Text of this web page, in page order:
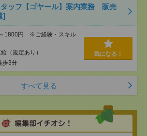
ッフ【ゴヤール】案内業務 販売
]
1800円 ※ご経験・スキル
（規定あり）
歩3分
気になる！
すべて見る